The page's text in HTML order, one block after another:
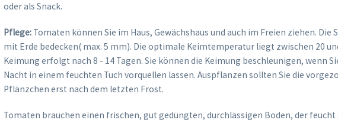
oder als Snack.
Pflege: Tomaten können Sie im Haus, Gewächshaus und auch im Freien ziehen. Die
mit Erde bedecken( max. 5 mm). Die optimale Keimtemperatur liegt zwischen 20
Keimung erfolgt nach 8 - 14 Tagen. Sie können die Keimung beschleunigen, wenn
Nacht in einem feuchten Tuch vorquellen lassen. Auspflanzen sollten Sie die
Pflänzchen erst nach dem letzten Frost.
Tomaten brauchen einen frischen, gut gedüngten, durchlässigen Boden, der